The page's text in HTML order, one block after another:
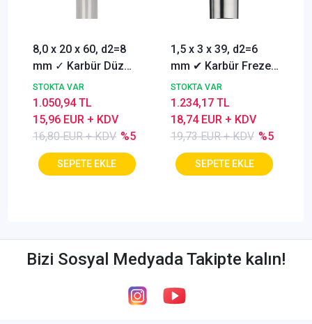
8,0 x 20 x 60, d2=8
mm ✓ Karbür Düz
Freze, Parmak freze
ucu Z=4,TiSiN
Kaplamalı
STOKTA VAR
16,80 EUR + KDV %5
15,96 EUR + KDV
1.050,94 TL
1,5 x 3 x 39, d2=6
mm ✔ Karbür Freze
ucu, Z=3, Kaplamalı,
30°
STOKTA VAR
19,73 EUR + KDV %5
18,74 EUR + KDV
1.234,17 TL
Bizi Sosyal Medyada Takipte kalın!